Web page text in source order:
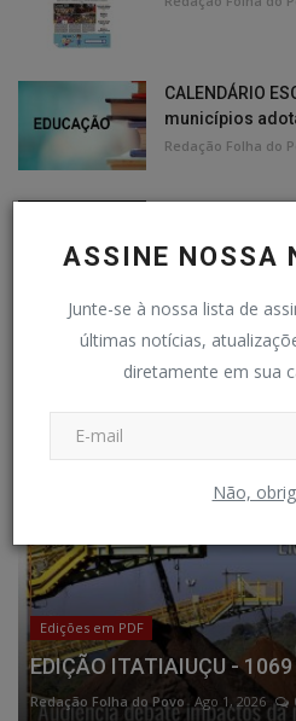
ASSINE NOSSA
Junte-se à nossa lista de
últimas notícias,
diretamente em sua
Não,
CALENDÁRIO
municípios
Redação Folha do
EDIÇÕES PDF
Edições em PDF
EDIÇÃO ITATIAIUÇU -
Redação Folha do Povo Ago 1, 2026